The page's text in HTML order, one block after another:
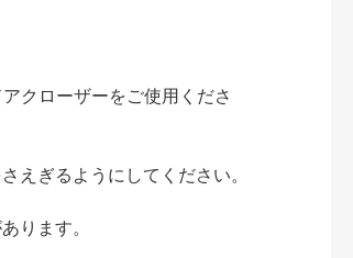
クローザーをご使用くださ
えぎるようにしてください。
ります。